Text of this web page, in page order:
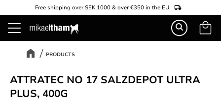
Menu
Free shipping over SEK 1000 & over €350 in the EU
Basket
PRODUCTS
ATTRATEC NO 17 SALZDEPOT ULTRA
PLUS, 400G